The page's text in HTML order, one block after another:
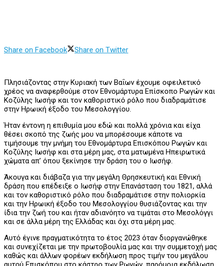
Share on Facebook Share on Twitter
Πλησιάζοντας στην Κυριακή των Βαΐων έχουμε οφειλετικό
χρέος να αναφερθούμε στον Εθνομάρτυρα Επίσκοπο Ρωγών και
Κοζύλης Ιωσήφ και τον καθοριστικό ρόλο που διαδραμάτισε
στην Ηρωική έξοδο του Μεσολογγίου.
Ήταν έντονη η επιθυμία μου εδώ και πολλά χρόνια και είχα
θέσει σκοπό της ζωής μου να μπορέσουμε κάποτε να
τιμήσουμε την μνήμη του Εθνομάρτυρα Επισκόπου Ρωγών και
Κοζύλης Ιωσήφ και στα μέρη μας, στα ματωμένα Ηπειρωτικά
χώματα απ’ όπου ξεκίνησε την δράση του ο Ιωσήφ.
Άκουγα και διάβαζα για την μεγάλη Θρησκευτική και Εθνική
δράση που επέδειξε ο Ιωσήφ στην Επανάσταση του 1821, αλλά
και τον καθοριστικό ρόλο που διαδραμάτισε στην πολιορκία
και την Ηρωική έξοδο του Μεσολογγίου θυσιάζοντας και την
ίδια την ζωή του και ήταν αδιανόητο να τιμάται στο Μεσολόγγι
και σε άλλα μέρη της Ελλάδας και όχι στα μέρη μας.
Αυτό έγινε πραγματικότητα το έτος 2023 όταν διοργανώθηκε
και συνεχίζεται με την πρωτοβουλία μας και την συμμετοχή μας
καθώς και άλλων φορέων εκδήλωση προς τιμήν του μεγάλου